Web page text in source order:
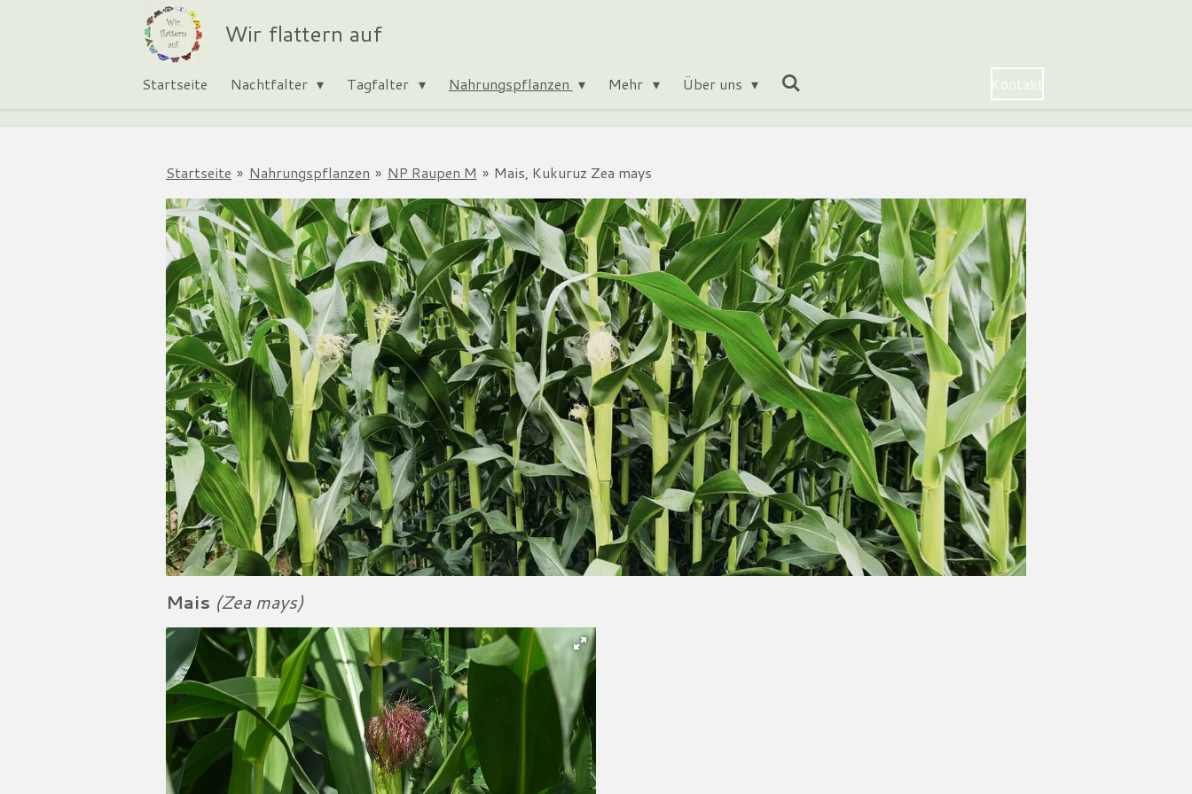
Wir flattern auf
Startseite Nachtfalter Tagfalter Nahrungspflanzen Mehr Über uns Kontakt
Startseite » Nahrungspflanzen » NP Raupen M » Mais, Kukuruz Zea mays
Mais (Zea mays)